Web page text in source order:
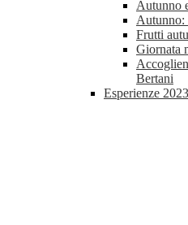
Autunno
Autunno:
Frutti
Giornata
Bertani
Esperienze